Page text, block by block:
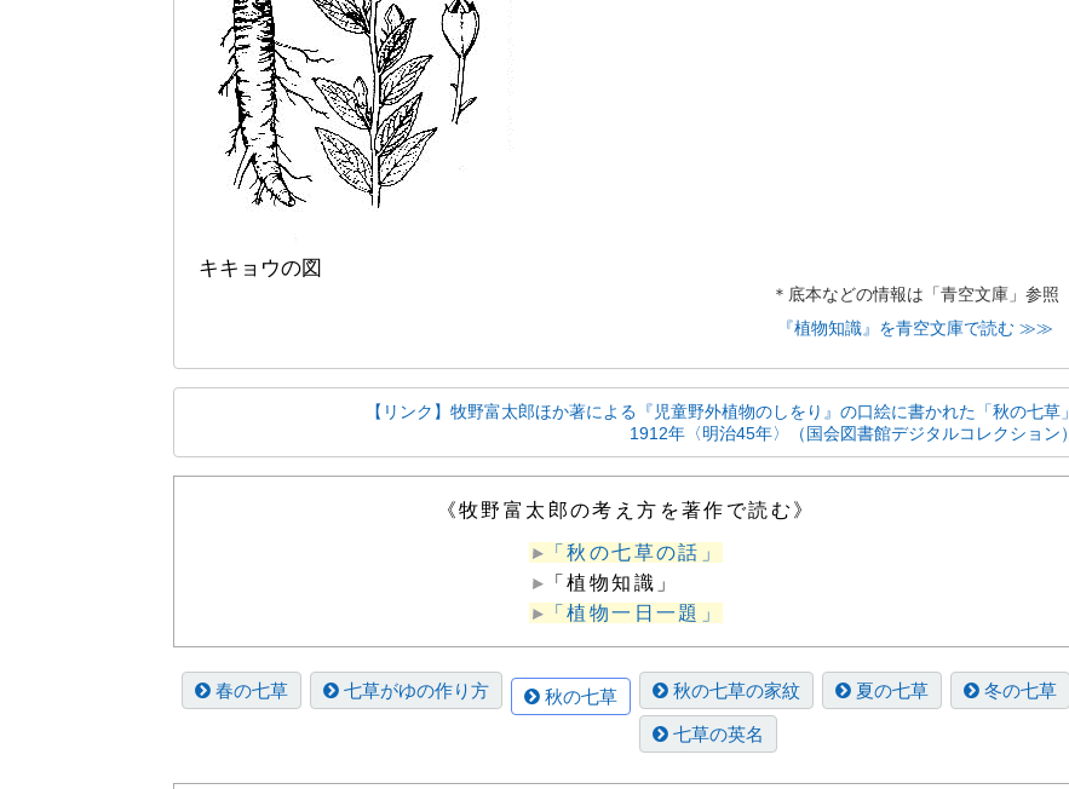
キキョウの図
＊底本などの情報は「青空文庫」参照
『植物知識』を青空文庫で読む ≫≫
【リンク】牧野富太郎ほか著による『児童野外植物のしをり』の口絵に書かれた「秋の七草」
1912年〈明治45年〉（国会図書館デジタルコレクション）
《牧野富太郎の考え方を著作で読む》
「秋の七草の話」
「植物知識」
「植物一日一題」
春の七草 七草がゆの作り方 秋の七草 秋の七草の家紋 夏の七草 冬の七草
七草の英名